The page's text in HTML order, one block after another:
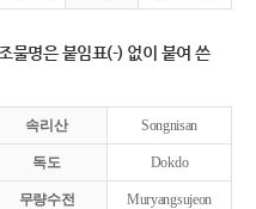
물명은 붙임표(-) 없이 붙여 쓴
속리산 Songnisan
독도 Dokdo
무량수전 Muryangsujeon